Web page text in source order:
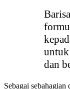
dan
Sebagai